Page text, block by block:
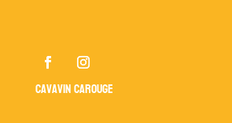
Cavavin Carouge